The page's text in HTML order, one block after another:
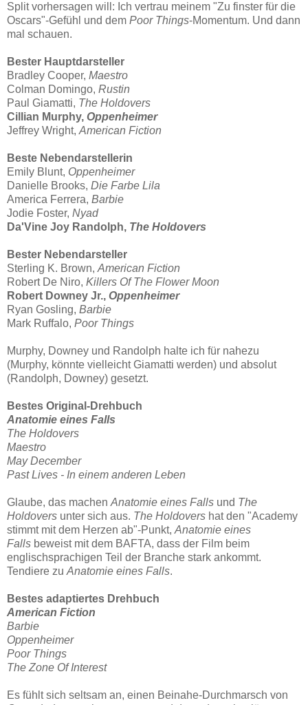
Split vorhersagen will: Ich vertrau meinem "Zu finster für die
Oscars"-Gefühl und dem Poor Things-Momentum. Und dann
mal schauen.
Bester Hauptdarsteller
Bradley Cooper, Maestro
Colman Domingo, Rustin
Paul Giamatti, The Holdovers
Cillian Murphy, Oppenheimer
Jeffrey Wright, American Fiction
Beste Nebendarstellerin
Emily Blunt, Oppenheimer
Danielle Brooks, Die Farbe Lila
America Ferrera, Barbie
Jodie Foster, Nyad
Da'Vine Joy Randolph, The Holdovers
Bester Nebendarsteller
Sterling K. Brown, American Fiction
Robert De Niro, Killers Of The Flower Moon
Robert Downey Jr., Oppenheimer
Ryan Gosling, Barbie
Mark Ruffalo, Poor Things
Murphy, Downey und Randolph halte ich für nahezu
(Murphy, könnte vielleicht Giamatti werden) und absolut
(Randolph, Downey) gesetzt.
Bestes Original-Drehbuch
Anatomie eines Falls
The Holdovers
Maestro
May December
Past Lives - In einem anderen Leben
Glaube, das machen Anatomie eines Falls und The
Holdovers unter sich aus. The Holdovers hat den "Academy
stimmt mit dem Herzen ab"-Punkt, Anatomie eines
Falls beweist mit dem BAFTA, dass der Film beim
englischsprachigen Teil der Branche stark ankommt.
Tendiere zu Anatomie eines Falls.
Bestes adaptiertes Drehbuch
American Fiction
Barbie
Oppenheimer
Poor Things
The Zone Of Interest
Es fühlt sich seltsam an, einen Beinahe-Durchmarsch von